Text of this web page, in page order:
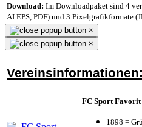
Download: Im Downloadpaket sind 4
AI EPS, PDF) und 3 Pixelgrafikformate
×
×
Vereinsinformationen:
FC Sport
1898 =